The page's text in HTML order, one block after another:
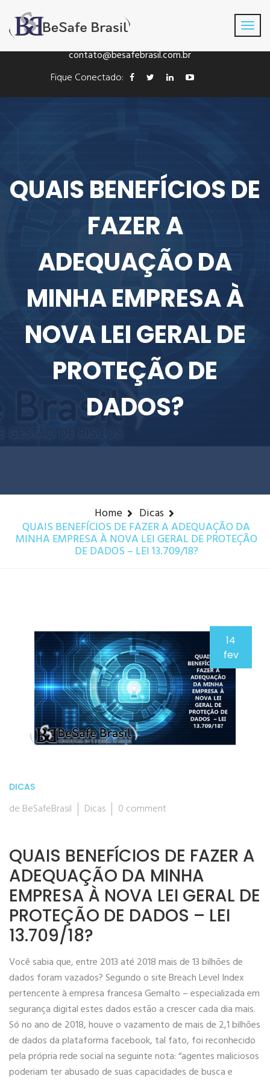
Fone: +55(41) 3016-8433
contato@besafebrasil.com.br
Fique Conectado:
QUAIS BENEFÍCIOS DE
FAZER A
ADEQUAÇÃO DA
MINHA EMPRESA À
NOVA LEI GERAL DE
PROTEÇÃO DE
DADOS?
Home Dicas
QUAIS BENEFÍCIOS DE FAZER A ADEQUAÇÃO DA
MINHA EMPRESA À NOVA LEI GERAL DE PROTEÇÃO
DE DADOS – LEI 13.709/18?
14
fev
DICAS
de BeSafeBrasil Dicas 0 comment
QUAIS BENEFÍCIOS DE FAZER A
ADEQUAÇÃO DA MINHA
EMPRESA À NOVA LEI GERAL DE
PROTEÇÃO DE DADOS – LEI
13.709/18?
Você sabia que, entre 2013 até 2018 mais de 13 bilhões de
dados foram vazados? Segundo o site Breach Level Index
pertencente à empresa francesa Gemalto – especializada em
segurança digital estes dados estão a crescer cada dia mais.
Só no ano de 2018, houve o vazamento de mais de 2,1 bilhões
de dados da plataforma facebook, tal fato, foi reconhecido
pela própria rede social na seguinte nota: “agentes maliciosos
poderiam ter abusado de suas capacidades de busca e